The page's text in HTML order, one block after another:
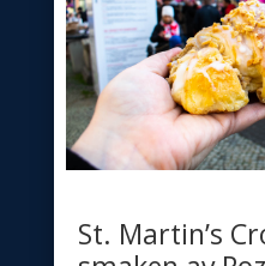
St. Martin’s